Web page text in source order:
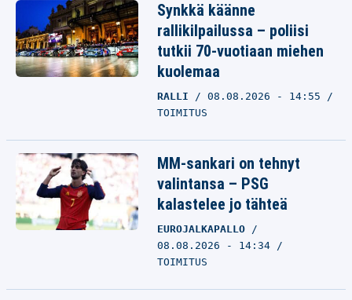
Synkkä käänne
rallikilpailussa – poliisi
tutkii 70-vuotiaan miehen
kuolemaa
RALLI
08.08.2026 - 14:55
TOIMITUS
MM-sankari on tehnyt
valintansa – PSG
kalastelee jo tähteä
EUROJALKAPALLO
08.08.2026 - 14:34
TOIMITUS